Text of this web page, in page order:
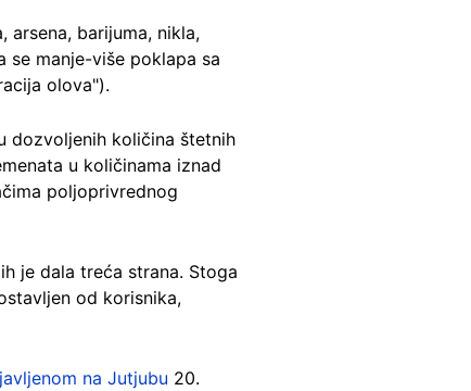
arsena, barijuma, nikla,
se manje-više poklapa sa
olova").
dozvoljenih količina štetnih
u količinama iznad
poljoprivrednog
je dala treća strana. Stoga
od korisnika,
na Jutjubu 20.